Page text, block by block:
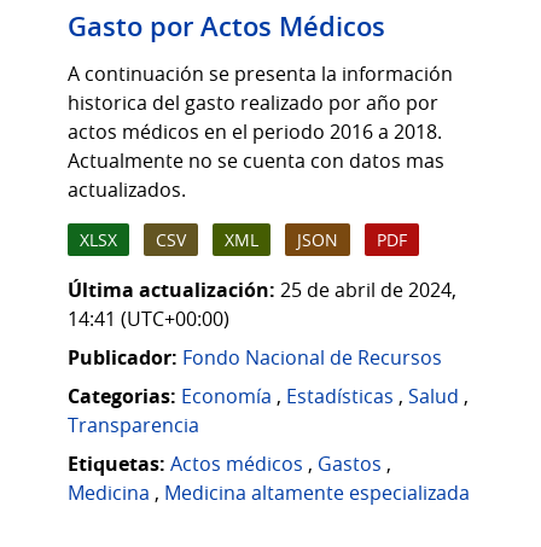
Gasto por Actos Médicos
A continuación se presenta la información
historica del gasto realizado por año por
actos médicos en el periodo 2016 a 2018.
Actualmente no se cuenta con datos mas
actualizados.
XLSX CSV XML JSON PDF
Última actualización: 25 de abril de 2024,
14:41 (UTC+00:00)
Publicador: Fondo Nacional de Recursos
Categorias: Economía , Estadísticas , Salud ,
Transparencia
Etiquetas: Actos médicos , Gastos ,
Medicina , Medicina altamente especializada